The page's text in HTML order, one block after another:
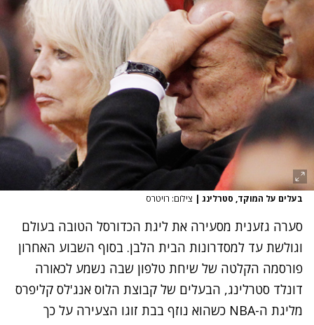
בעלים על המוקד, סטרלינג | צילום: רויטרס
סערה גזענית מסעירה את ליגת הכדורסל הטובה בעולם
וגולשת עד למסדרונות הבית הלבן. בסוף השבוע האחרון
פורסמה הקלטה של שיחת טלפון שבה נשמע לכאורה
דונלד סטרלינג, הבעלים של קבוצת הלוס אנג'לס קליפרס
מליגת ה-NBA כשהוא נוזף בבת זוגו הצעירה על כך